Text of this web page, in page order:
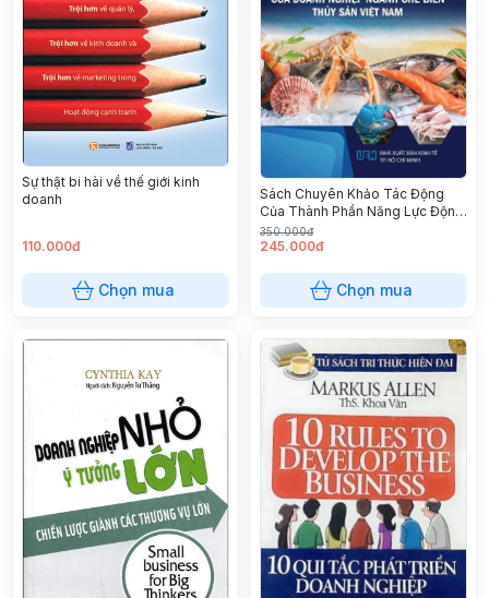
Sự thật bi hài về thế giới kinh
doanh
110.000đ
Chọn mua
Sách Chuyên Khảo Tác Động
Của Thành Phần Năng Lực Động
Đến Kết Quả Kinh Doanh Của
Doanh Nghiệp Ngành Chế Biến
350.000đ
245.000đ
Chọn mua